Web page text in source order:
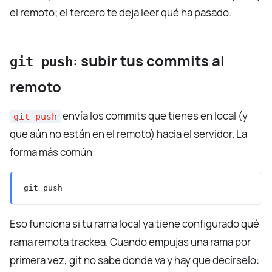
el remoto; el tercero te deja leer qué ha pasado.
git push: subir tus commits al
remoto
git push envía los commits que tienes en local (y
que aún no están en el remoto) hacia el servidor. La
forma más común:
Eso funciona si tu rama local ya tiene configurado qué
rama remota trackea. Cuando empujas una rama por
primera vez, git no sabe dónde va y hay que decírselo: